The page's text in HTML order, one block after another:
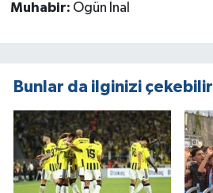
Muhabir: Ogün İnal
Bunlar da ilginizi çekebilir